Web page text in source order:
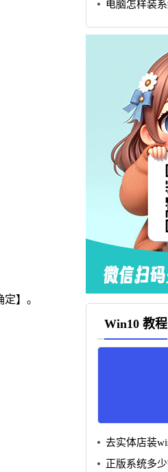
】。
Win10 教程
去实体店装win10多少钱省钱小技巧详细
分析